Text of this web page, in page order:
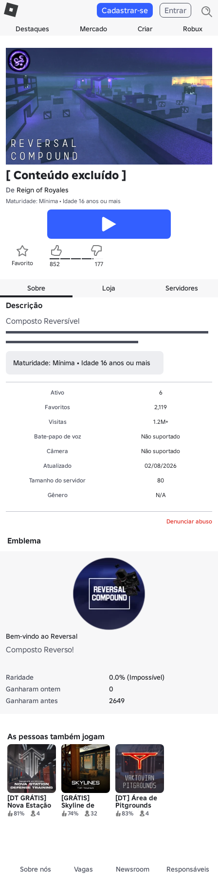
Destaques Mercado Criar Robux
Cadastrar-se Entrar
[ Conteúdo excluído ]
De Reign of Royales
Maturidade: Mínima • Idade 16 anos ou mais
Favorito 852 177
Sobre Loja Servidores
Descrição
Composto Reversível
▬▬▬▬▬▬▬▬▬▬▬▬▬▬▬▬▬▬▬▬▬▬▬▬▬▬
▬▬▬▬▬▬▬▬▬▬▬▬▬▬▬▬▬
Maturidade: Mínima • Idade 16 anos ou mais
Ativo
6
Favoritos
2,119
Visitas
1.2M+
Bate-papo de voz
Não suportado
Câmera
Não suportado
Atualizado
02/08/2026
Tamanho do servidor
80
Gênero
N/A
Denunciar abuso
Emblema
Bem-vindo ao Reversal
Composto Reverso!
Raridade
0.0% (Impossível)
Ganharam ontem
0
Ganharam antes
2649
As pessoas também jogam
[DT GRÁTIS]
Nova Estação
81% 4
[GRÁTIS]
Skyline de
Obsidiano
74% 32
[DT] Área de
Pitgrounds
Vaktovian
83% 4
Sobre nós Vagas Newsroom Responsáveis